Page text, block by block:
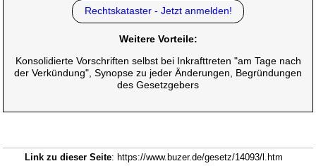
Rechtskataster - Jetzt anmelden!
Weitere Vorteile:
Konsolidierte Vorschriften selbst bei Inkrafttreten "am Tage nach
der Verkündung", Synopse zu jeder Änderungen, Begründungen
des Gesetzgebers
Link zu dieser Seite: https://www.buzer.de/gesetz/14093/l.htm